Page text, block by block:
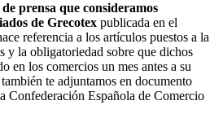
prensa que consideramos
de Grecotex publicada en el
referencia a los artículos puestos a la
y la obligatoriedad sobre que dichos
en los comercios un mes antes a su
te adjuntamos en documento
Confederación Española de Comercio